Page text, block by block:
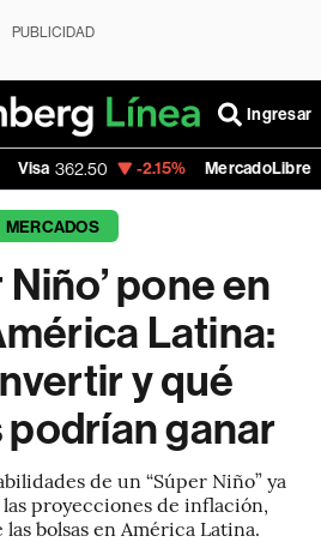
PUBLICIDAD
Ingresar
-2.15% MercadoLibre 1,821.795 -
MERCADOS
Niño’ pone en
Latina:
y qué
ganar
de un “Súper Niño” ya
proyecciones de inflación,
bolsas en América Latina.